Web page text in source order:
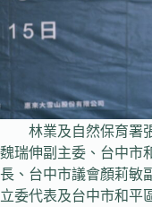
林業及自然保育署張
魏瑞伸副主委、台中市
長、台中市議會顏莉敏
立委代表及台中市和平